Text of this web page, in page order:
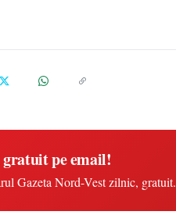
pe email!
Gazeta Nord-Vest zilnic, gratuit.